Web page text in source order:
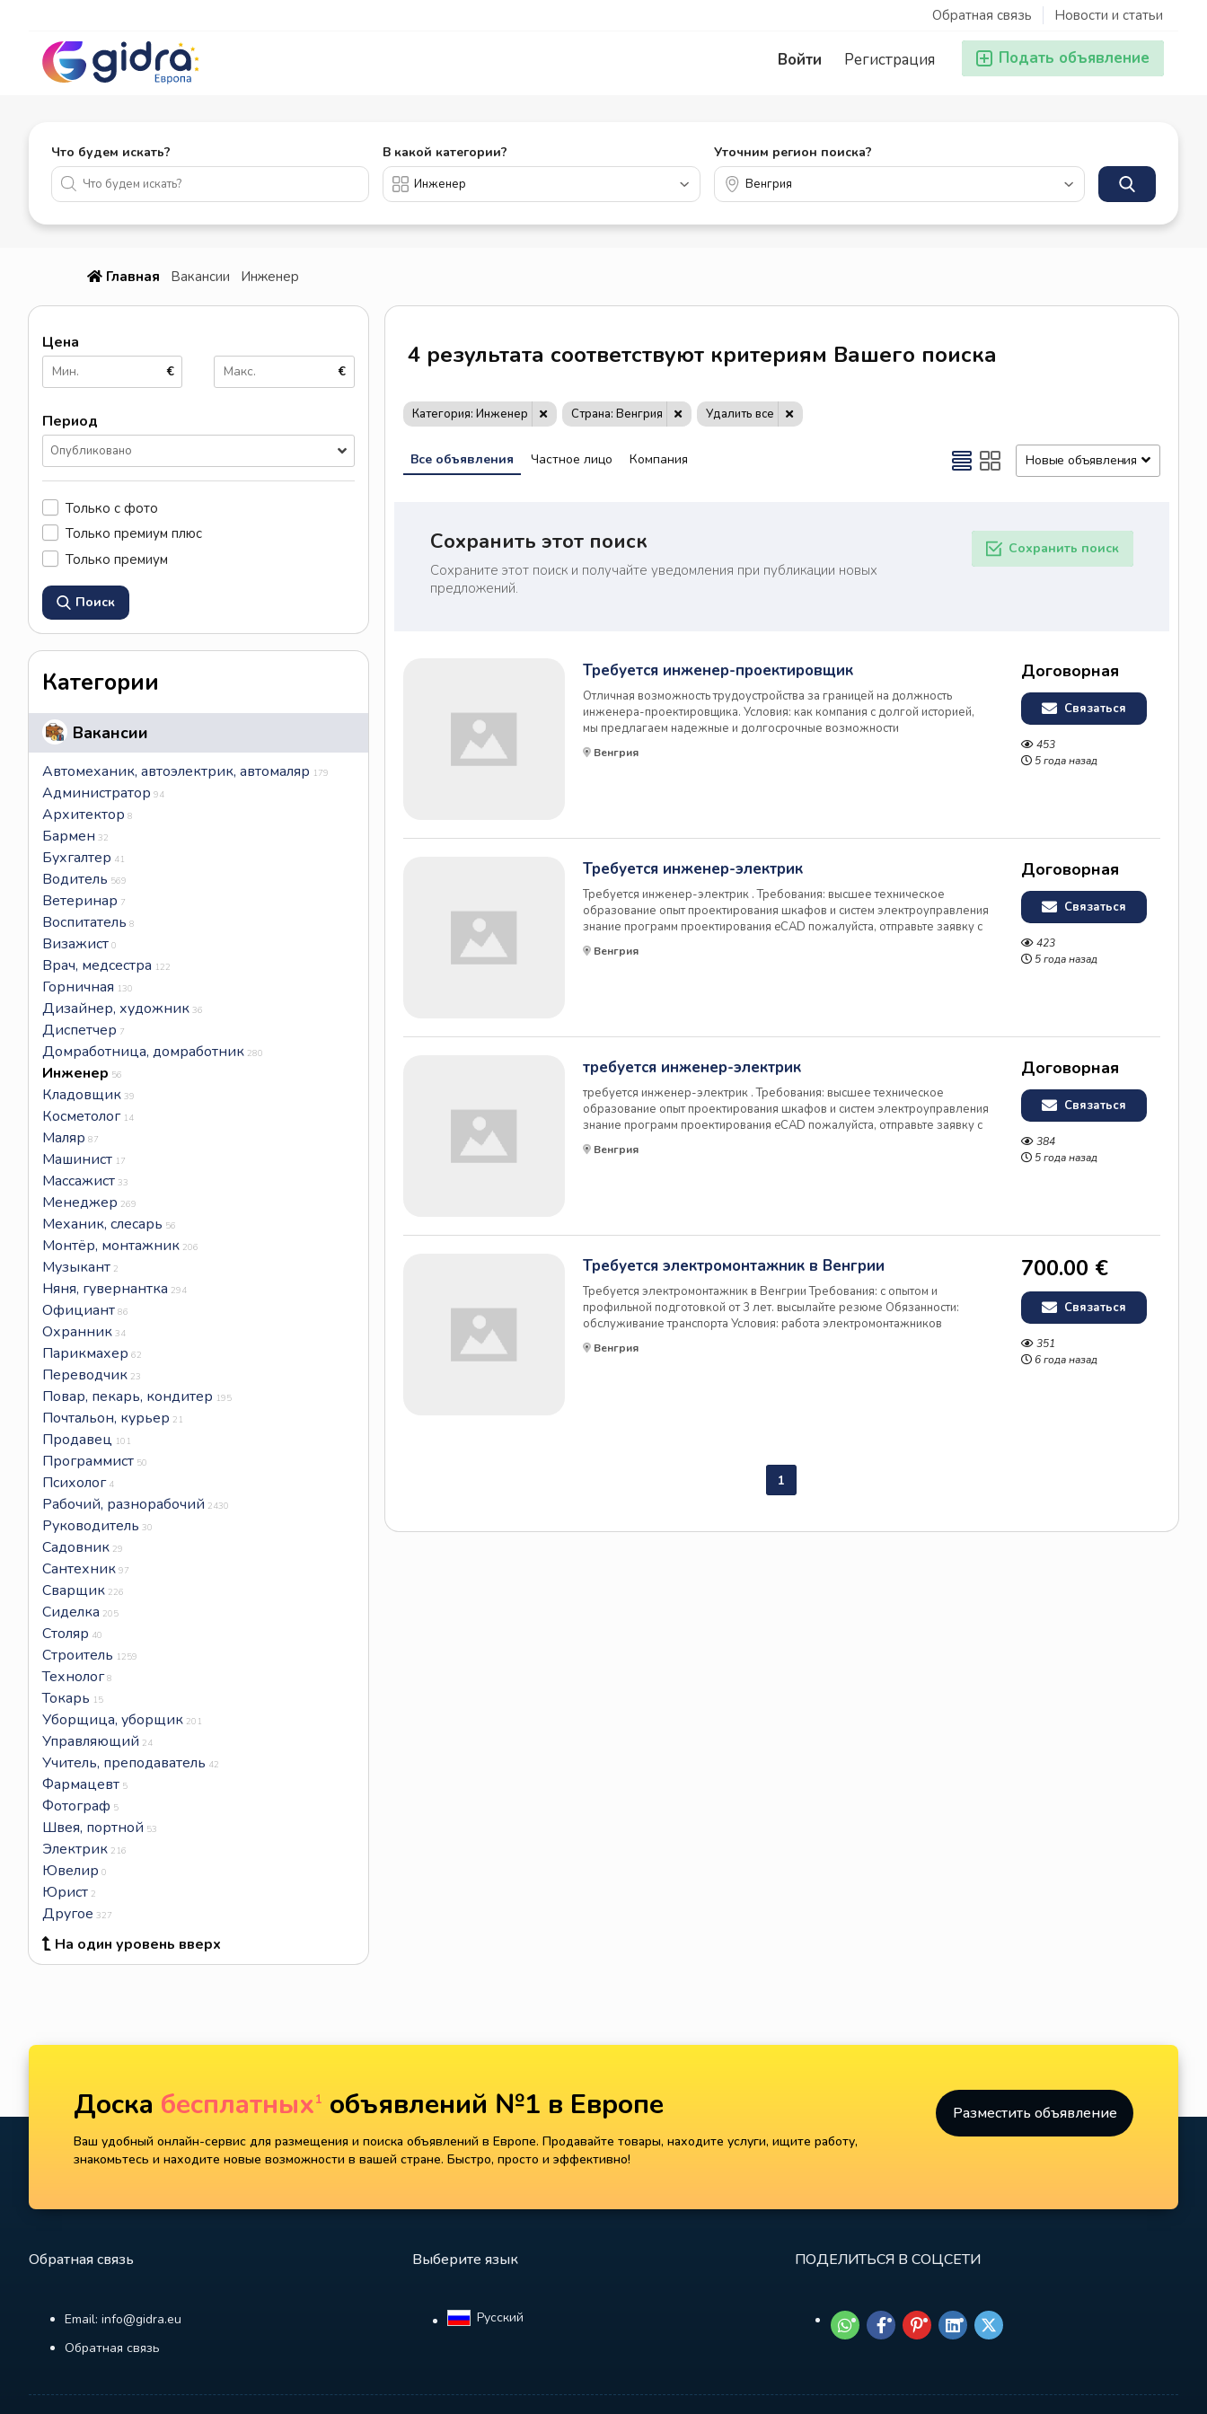
Новости и статьи
Обратная связь
Подать объявление
Регистрация
Войти
Что будем искать? В какой категории? Уточним регион поиска?
Главная Вакансии Инженер
Цена
€ €
Период
Опубликовано
Только с фото
Только премиум плюс
Только премиум
Поиск
Категории
Вакансии
Автомеханик, автоэлектрик, автомаляр 179
Администратор 94
Архитектор 8
Бармен 32
Бухгалтер 41
Водитель 569
Ветеринар 7
Воспитатель 8
Визажист 0
Врач, медсестра 122
Горничная 130
Дизайнер, художник 36
Диспетчер 7
Домработница, домработник 280
Инженер 56
Кладовщик 39
Косметолог 14
Маляр 87
Машинист 17
Массажист 33
Менеджер 269
Механик, слесарь 56
Монтёр, монтажник 206
Музыкант 2
Няня, гувернантка 294
Официант 86
Охранник 34
Парикмахер 62
Переводчик 23
Повар, пекарь, кондитер 195
Почтальон, курьер 21
Продавец 101
Программист 50
Психолог 4
Рабочий, разнорабочий 2430
Руководитель 30
Садовник 29
Сантехник 97
Сварщик 226
Сиделка 205
Столяр 40
Строитель 1259
Технолог 8
Токарь 15
Уборщица, уборщик 201
Управляющий 24
Учитель, преподаватель 42
Фармацевт 5
Фотограф 5
Швея, портной 53
Электрик 216
Ювелир 0
Юрист 2
Другое 327
На один уровень вверх
4 результата соответствуют критериям Вашего поиска
Категория: Инженер Страна: Венгрия Удалить все
Все объявления Частное лицо Компания Новые объявления
Сохранить этот поиск
Сохраните этот поиск и получайте уведомления при публикации новых
предложений.
Сохранить поиск
Требуется инженер-проектировщик
Отличная возможность трудоустройства за границей на должность
инженера-проектировщика. Условия: как компания с долгой историей,
мы предлагаем надежные и долгосрочные возможности
трудоустройства. Присоединиться к нашей команде! вакансия от прямого
работодателя Обязанности: Проектирование компонентов,
Венгрия
Договорная
Связаться
453
5 года назад
Требуется инженер-электрик
Требуется инженер-электрик . Требования: высшее техническое
образование опыт проектирования шкафов и систем электроуправления
знание программ проектирования eCAD пожалуйста, отправьте заявку с
названием компании Обязанности: проектирование электрических
систем чертеж шкафа управления составление списка электрических
Венгрия
Договорная
Связаться
423
5 года назад
требуется инженер-электрик
требуется инженер-электрик . Требования: высшее техническое
образование опыт проектирования шкафов и систем электроуправления
знание программ проектирования eCAD пожалуйста, отправьте заявку с
названием компании Обязанности: проектирование электрических
систем чертеж шкафа управления составление списка электрических
Венгрия
Договорная
Связаться
384
5 года назад
Требуется электромонтажник в Венгрии
Требуется электромонтажник в Венгрии Требования: с опытом и
профильной подготовкой от 3 лет. высылайте резюме Обязанности:
обслуживание транспорта Условия: работа электромонтажников
(инженер-электрик, техник по транспорту). зарплата/мес брутто 700
евро плюс премии. прямой работодатель без посредников.
Венгрия
700.00 €
Связаться
351
6 года назад
1
Доска бесплатных1 объявлений №1 в Европе
Ваш удобный онлайн-сервис для размещения и поиска объявлений в Европе. Продавайте товары, находите услуги, ищите работу,
знакомьтесь и находите новые возможности в вашей стране. Быстро, просто и эффективно!
Разместить объявление
Обратная связь
Email: info@gidra.eu
Обратная связь
Выберите язык
Русский‎
ПОДЕЛИТЬСЯ В СОЦСЕТИ